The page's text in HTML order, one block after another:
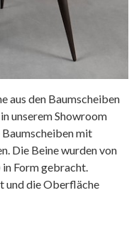
aus den Baumscheiben
unserem Showroom
mit
Die Beine wurden von
Form gebracht.
und die Oberfläche